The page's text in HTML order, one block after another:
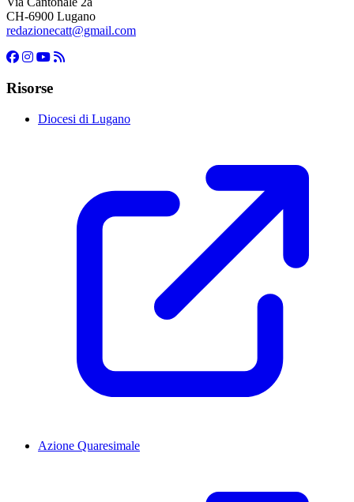
CH-6900 Lugano
redazionecatt@gmail.com
Risorse
Diocesi di Lugano
Azione Quaresimale